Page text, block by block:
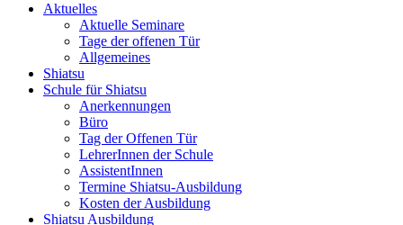
Aktuelles
Aktuelle Seminare
Tage der offenen Tür
Allgemeines
Shiatsu
Schule für Shiatsu
Anerkennungen
Büro
Tag der Offenen Tür
LehrerInnen der Schule
AssistentInnen
Termine Shiatsu-Ausbildung
Kosten der Ausbildung
Shiatsu Ausbildung